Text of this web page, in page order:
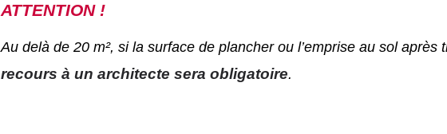
ATTENTION !
Au delà de 20 m², si la surface de plancher ou l’emprise au sol après
recours à un architecte sera obligatoire.